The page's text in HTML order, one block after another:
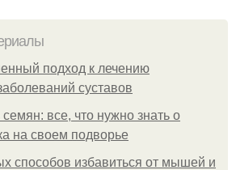
подход к лечению
суставов
все, что нужно знать о
на своем подворье
способов избавиться от мышей и